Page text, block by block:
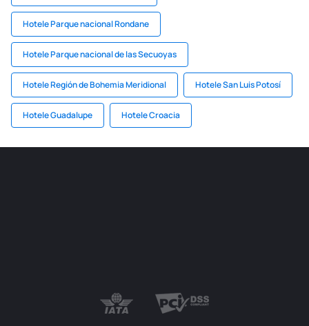
Hotele Parque nacional Rondane
Hotele Parque nacional de las Secuoyas
Hotele Región de Bohemia Meridional Hotele San Luis Potosí
Hotele Guadalupe Hotele Croacia